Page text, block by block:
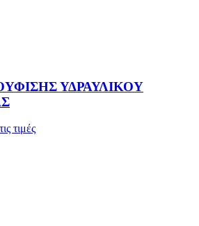
ΥΔΡΑΥΛΙΚΟΥ
τιμές